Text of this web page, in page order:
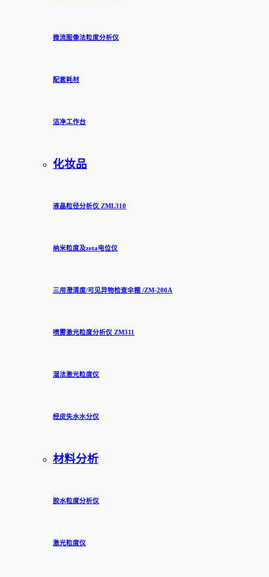
微流图像法粒度分析仪
配套耗材
洁净工作台
化妆品
液晶粒径分析仪 ZML310
纳米粒度及zeta电位仪
三用澄清度/可见异物检查伞棚 /ZM-200A
喷雾激光粒度分析仪 ZM311
湿法激光粒度仪
经皮失水水分仪
材料分析
胶水粒度分析仪
激光粒度仪